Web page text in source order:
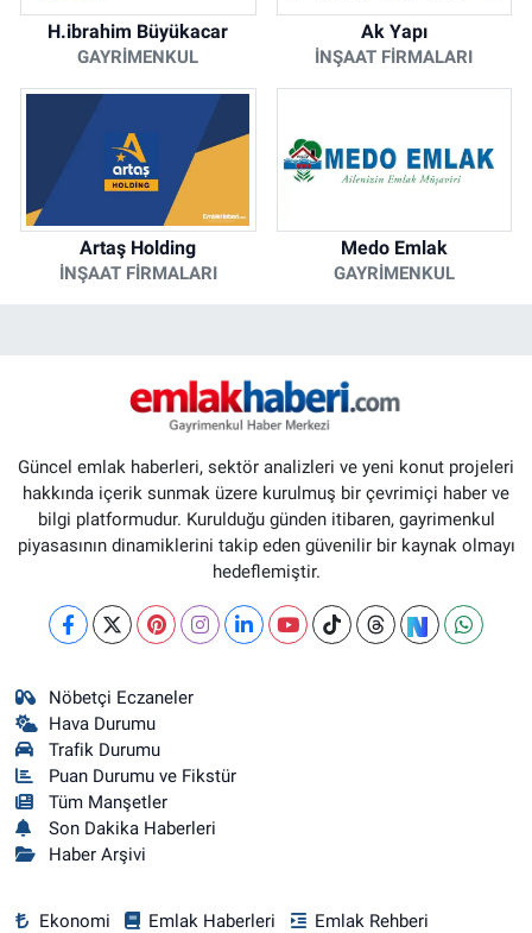
H.ibrahim Büyükacar
GAYRIMENKUL
Ak Yapı
İNŞAAT FIRMALARI
Artaş Holding
İNŞAAT FIRMALARI
Medo Emlak
GAYRIMENKUL
Güncel emlak haberleri, sektör analizleri ve yeni konut projeleri
hakkında içerik sunmak üzere kurulmuş bir çevrimiçi haber ve
bilgi platformudur. Kurulduğu günden itibaren, gayrimenkul
piyasasının dinamiklerini takip eden güvenilir bir kaynak olmayı
hedeflemiştir.
Nöbetçi Eczaneler
Hava Durumu
Trafik Durumu
Puan Durumu ve Fikstür
Tüm Manşetler
Son Dakika Haberleri
Haber Arşivi
Ekonomi Emlak Haberleri
Emlak Rehberi